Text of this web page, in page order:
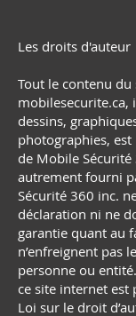
Les droits d'auteur
Tout le contenu
mobilesecurite.ca,
dessins,
photographies,
de Mobile
autrement fourni
Sécurité 360 inc.
déclaration ni ne
garantie quant au
n’enfreignent pas
personne ou
ce site internet est
Loi sur le droit